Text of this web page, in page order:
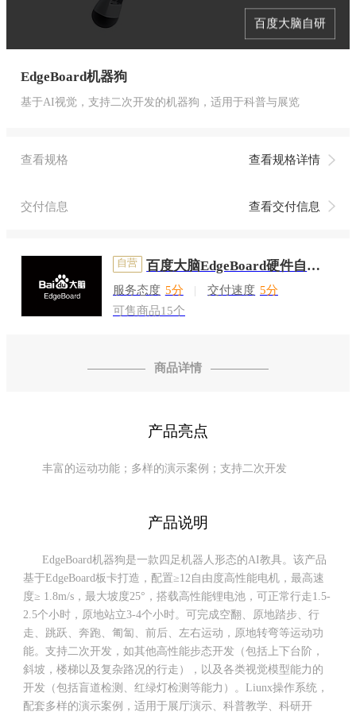
百度大脑自研
EdgeBoard机器狗
基于AI视觉，支持二次开发的机器狗，适用于科普与展览
查看规格 查看规格详情
交付信息 查看交付信息
自营 百度大脑EdgeBoard硬件自营店
服务态度 5分 | 交付速度 5分
可售商品15个
商品详情
产品亮点
丰富的运动功能；多样的演示案例；支持二次开发
产品说明
EdgeBoard机器狗是一款四足机器人形态的AI教具。该产品
基于EdgeBoard板卡打造，配置≥12自由度高性能电机，最高速
度≥ 1.8m/s，最大坡度25° ，搭载高性能锂电池，可正常行走1.5-
2.5个小时，原地站立3-4个小时。可完成空翻、原地踏步、行
走、跳跃、奔跑、匍匐、前后、左右运动，原地转弯等运动功
能。支持二次开发，如其他高性能步态开发（包括上下台阶，
斜坡，楼梯以及复杂路况的行走），以及各类视觉模型能力的
开发（包括盲道检测、红绿灯检测等能力）。 Liunx操作系统，
配套多样的演示案例，适用于展厅演示、科普教学、科研开